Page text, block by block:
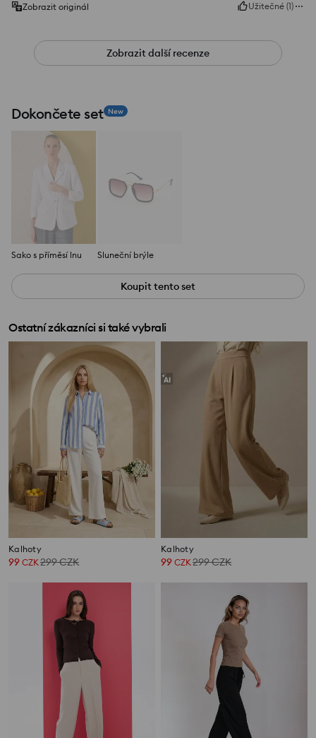
Zobrazit originál
Užitečné (1)
Zobrazit další recenze
Dokončete set New
Sako s příměsí lnu Sluneční brýle
Koupit tento set
Ostatní zákazníci si také vybrali
Kalhoty
99 CZK299CZK
Kalhoty
99 CZK299CZK